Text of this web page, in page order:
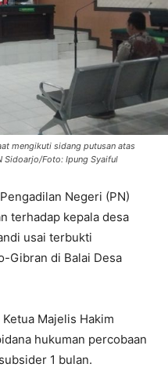
mengikuti sidang putusan atas
Sidoarjo/Foto: Ipung Syaiful
Negeri (PN)
terhadap kepala desa
usai terbukti
Gibran di Balai Desa
Majelis Hakim
hukuman percobaan
1 bulan.